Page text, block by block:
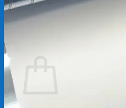
Quay trở lại cửa hàng